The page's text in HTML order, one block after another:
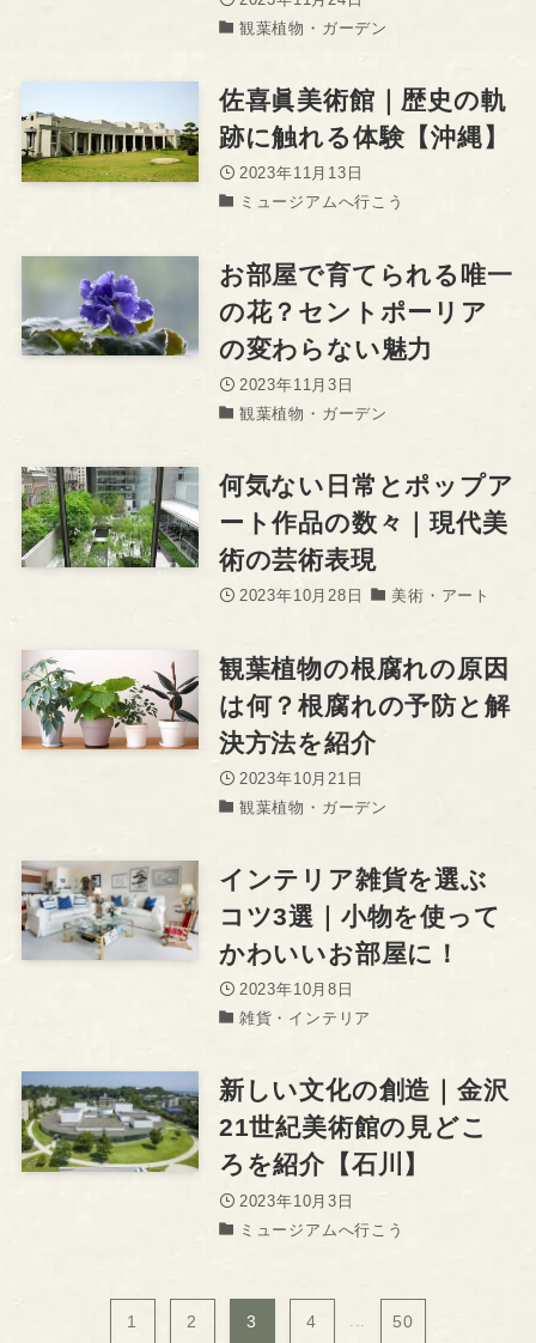
観葉植物・ガーデン
佐喜眞美術館｜歴史の軌
跡に触れる体験【沖縄】
2023年11月13日
ミュージアムへ行こう
お部屋で育てられる唯一
の花？セントポーリア
の変わらない魅力
2023年11月3日
観葉植物・ガーデン
何気ない日常とポップア
ート作品の数々｜現代美
術の芸術表現
2023年10月28日 美術・アート
観葉植物の根腐れの原因
は何？根腐れの予防と解
決方法を紹介
2023年10月21日
観葉植物・ガーデン
インテリア雑貨を選ぶ
コツ3選｜小物を使って
かわいいお部屋に！
2023年10月8日
雑貨・インテリア
新しい文化の創造｜金沢
21世紀美術館の見どこ
ろを紹介【石川】
2023年10月3日
ミュージアムへ行こう
1 2 3 4 50